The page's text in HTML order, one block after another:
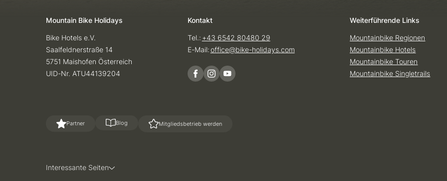
Mountain Bike Holidays
Bike Hotels e.V.
Saalfeldnerstraße 14
5751 Maishofen Österreich
UID-Nr. ATU44139204
Kontakt
Tel.: +43 6542 80480 29
E-Mail:office@bike-holidays.com
Weiterführende Links
Mountainbike Regionen
Mountainbike Hotels
Mountainbike Touren
Mountainbike Singletrails
Partner Blog Mitgliedsbetrieb werden
Interessante Seiten